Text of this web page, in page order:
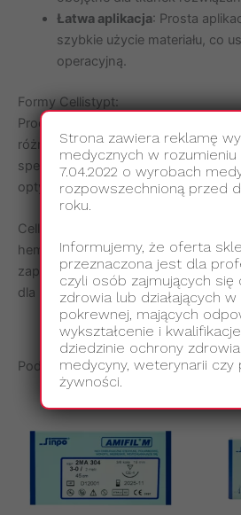
Łatwa aplikacja: Prosta
szybkie użycie materiału, co
operacyjną.
Formy Cellistypt:
Produkty Cellistypt® od B. Braun
różnych formach, co umożliwia ich
specyficznych wymagań klinicznych,
optymalne wsparcie podczas
Cellistypt wspiera lekarzy w
hemostatycznego i jest ceniony za
zapewniając wysoki poziom
dla pacjentów.
Podobne produkty
Strona zawiera reklamę
medycznych w
7.04.2022 o wyrobach
rozpowszechnioną przed
roku.
Informujemy, że oferta
przeznaczona jest dla
czyli osób zajmujących się
zdrowia lub działających w
pokrewnej, mających
wykształcenie i
dziedzinie ochrony
medycyny, weterynarii czy
żywności.